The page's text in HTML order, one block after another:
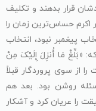
قرار بدهند و تکلیف
اکرم حساس‌ترین زمان را
پیغمبر نبود، انتخاب
«بَلِّغْ مَا أُنزِلَ إِلَیْکَ مِنْ
از سوی پروردگار قبلاً
روشن بود. بعد هم
این حقیقت را عریان کرد و آشکار